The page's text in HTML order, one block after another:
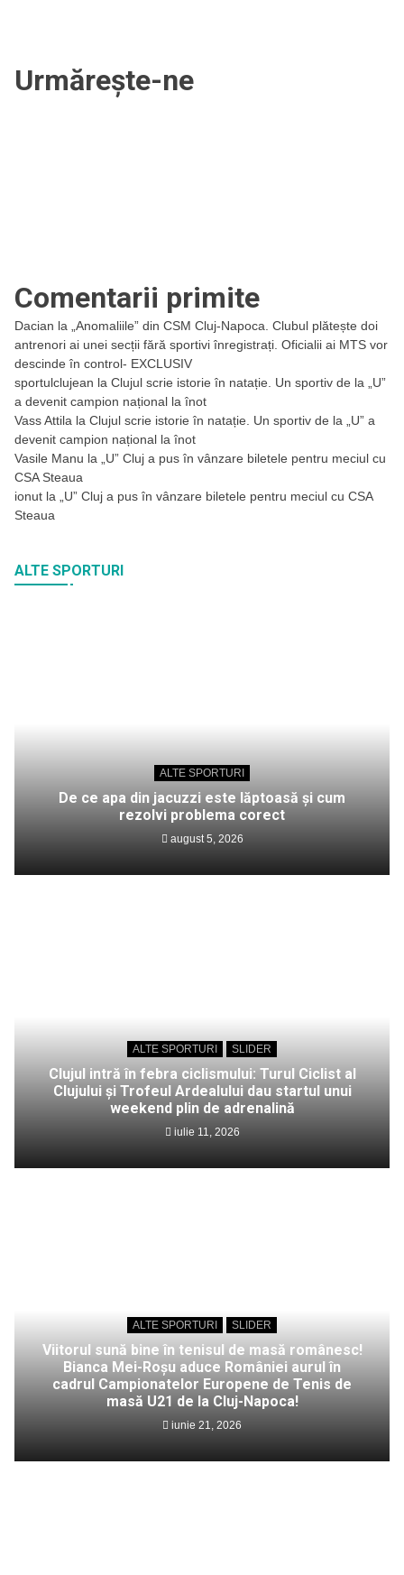
Urmărește-ne
Comentarii primite
Dacian la
„Anomaliile” din CSM Cluj-Napoca. Clubul plătește doi
antrenori ai unei secții fără sportivi înregistrați. Oficialii ai MTS vor
descinde în control- EXCLUSIV
sportulclujean la Clujul scrie istorie în natație. Un sportiv de la „U”
a devenit campion național la înot
Vass Attila la Clujul scrie istorie în natație. Un sportiv de la „U” a
devenit campion național la înot
Vasile Manu la
„U” Cluj a pus în vânzare biletele pentru meciul cu
CSA Steaua
ionut la
„U” Cluj a pus în vânzare biletele pentru meciul cu CSA
Steaua
ALTE SPORTURI
ALTE SPORTURI
De ce apa din jacuzzi este lăptoasă și cum
rezolvi problema corect
august 5, 2026
ALTE SPORTURI SLIDER
Clujul intră în febra ciclismului: Turul Ciclist al
Clujului și Trofeul Ardealului dau startul unui
weekend plin de adrenalină
iulie 11, 2026
ALTE SPORTURI SLIDER
Viitorul sună bine în tenisul de masă românesc!
Bianca Mei-Roșu aduce României aurul în
cadrul Campionatelor Europene de Tenis de
masă U21 de la Cluj-Napoca!
iunie 21, 2026